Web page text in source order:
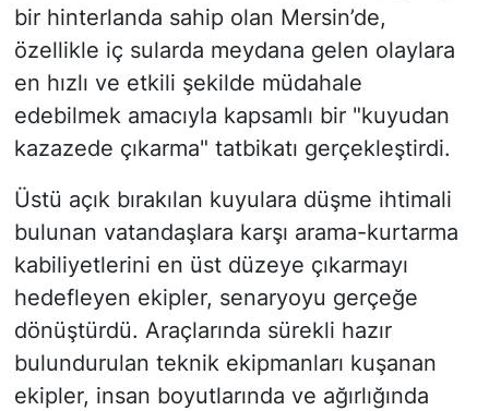
bir hinterlanda sahip olan Mersin’de,
özellikle iç sularda meydana gelen olaylara
en hızlı ve etkili şekilde müdahale
edebilmek amacıyla kapsamlı bir "kuyudan
kazazede çıkarma" tatbikatı gerçekleştirdi.
Üstü açık bırakılan kuyulara düşme ihtimali
bulunan vatandaşlara karşı arama-kurtarma
kabiliyetlerini en üst düzeye çıkarmayı
hedefleyen ekipler, senaryoyu gerçeğe
dönüştürdü. Araçlarında sürekli hazır
bulundurulan teknik ekipmanları kuşanan
ekipler, insan boyutlarında ve ağırlığında